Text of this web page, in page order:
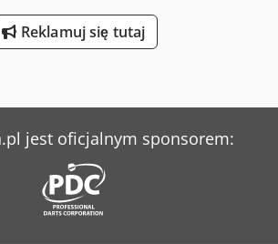
Reklamuj się tutaj
jest oficjalnym sponsorem: